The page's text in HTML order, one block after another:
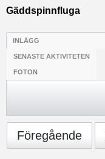
Gäddspinnfluga
INLÄGG
SENASTE AKTIVITETEN
FOTON
Föregående